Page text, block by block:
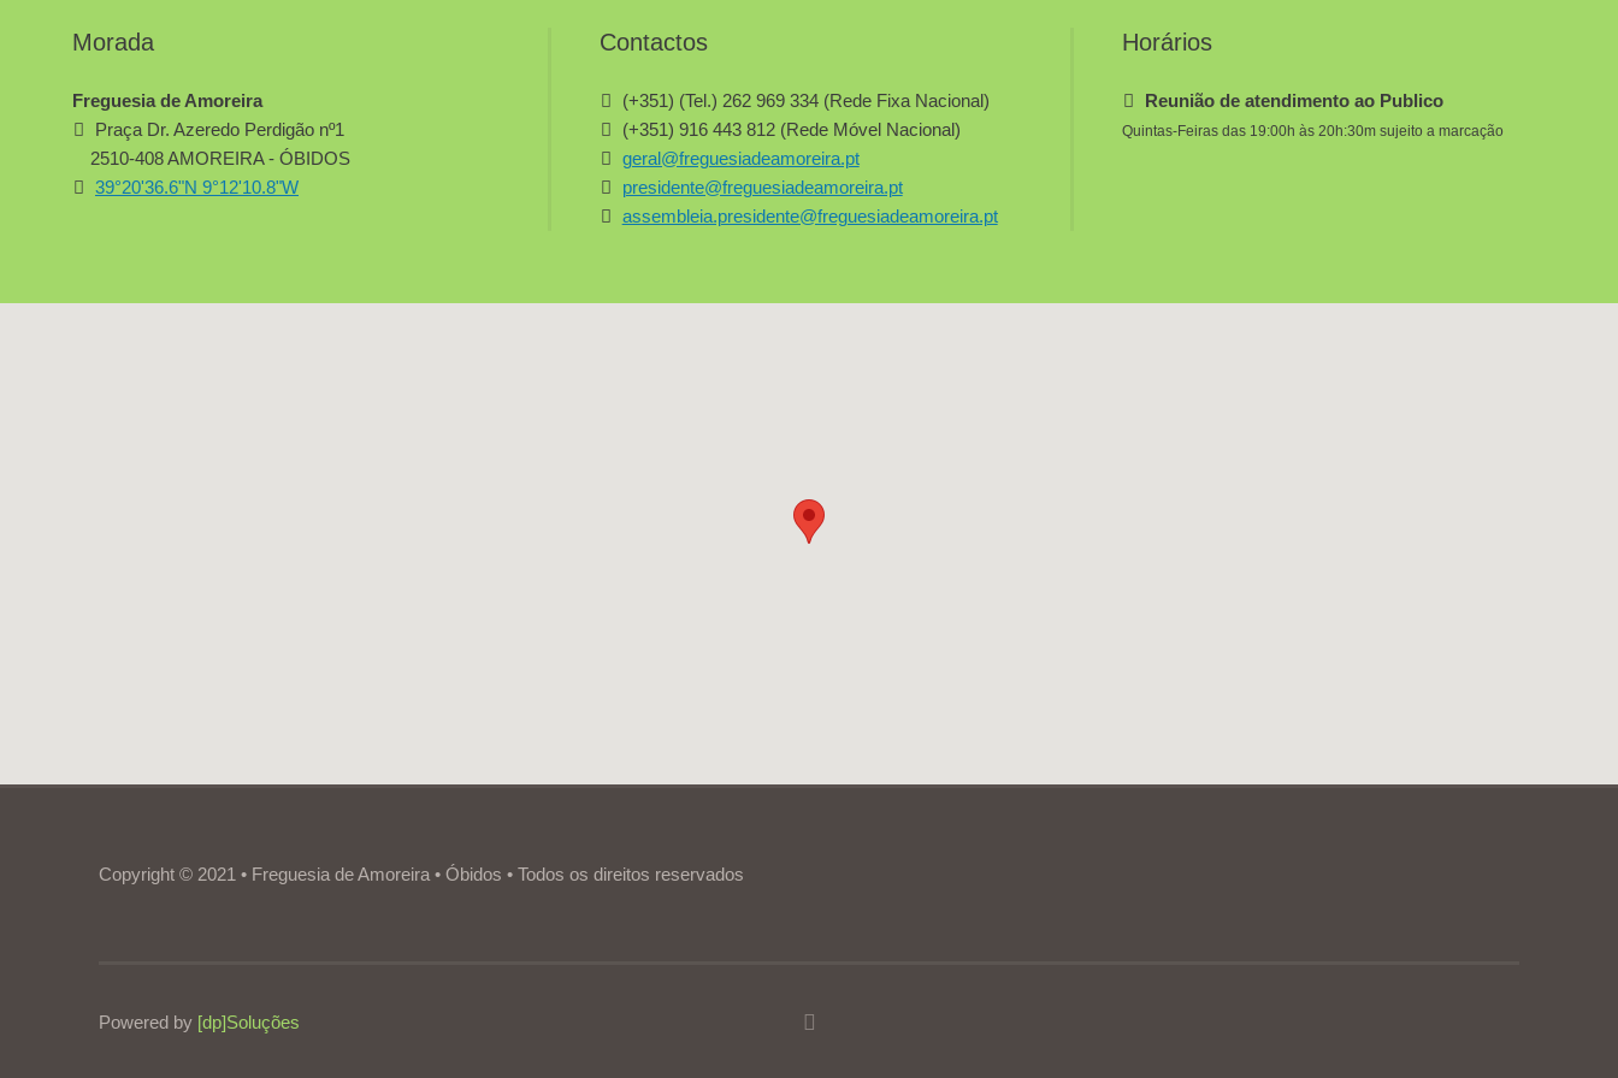
Morada
Freguesia de Amoreira
Praça Dr. Azeredo Perdigão nº1
2510-408 AMOREIRA - ÓBIDOS
39°20'36.6"N 9°12'10.8"W
Contactos
(+351) (Tel.) 262 969 334 (Rede Fixa Nacional)
(+351) 916 443 812 (Rede Móvel Nacional)
geral@freguesiadeamoreira.pt
presidente@freguesiadeamoreira.pt
assembleia.presidente@freguesiadeamoreira.pt
Horários
Reunião de atendimento ao Publico
Quintas-Feiras das 19:00h às 20h:30m sujeito a marcação
Copyright © 2021 • Freguesia de Amoreira • Óbidos • Todos os direitos reservados
Powered by [dp]Soluções